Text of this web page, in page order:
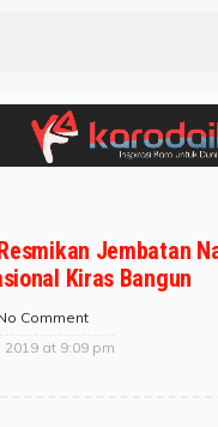
Jembatan
Kiras Bangun
Comment
2019 at 9:09 pm